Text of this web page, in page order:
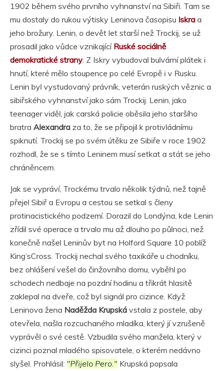
1902 během svého prvního vyhnanství na Sibiři. Tam se
mu dostaly do rukou výtisky Leninova časopisu Iskra a
jeho brožury. Lenin, o devět let starší než Trockij, se už
prosadil jako vůdce vznikající Ruské sociálně
demokratické strany . Z Iskry vybudoval bulvární plátek i
hnutí, které mělo stoupence po celé Evropě i v Rusku.
Lenin byl vystudovaný právník, veterán ruských věznic a
sibiřského vyhnanství jako sám Trockij. Lenin, jako
teenager viděl, jak carská policie oběsila jeho staršího
bratra Alexandra za to, že se připojil k protivládnímu
spiknutí. Trockij se po svém útěku ze Sibiře v roce 1902
rozhodl, že se s tímto Leninem musí setkat a stát se jeho
chráněncem.
Jak se vypráví, Trockému trvalo několik týdnů, než tajně
přejel Sibiř a Evropu a cestou se setkal s členy
protinacistického podzemí. Dorazil do Londýna, kde Lenin
zřídil své operace a trvalo mu až dlouho po půlnoci, než
konečně našel Leninův byt na Holford Square 10 poblíž
King’sCross. Trockij nechal svého taxikáře u chodníku,
bez ohlášení vešel do činžovního domu, vyběhl po
schodech nedbaje na pozdní hodinu a třikrát hlasitě
zaklepal na dveře, což byl signál pro cizince. Když
Leninova žena Naděžda Krupská vstala z postele, aby
otevřela, našla rozcuchaného mladíka, který jí vzrušeně
vyprávěl o své cestě. Vzbudila svého manžela, který v
cizinci poznal mladého spisovatele, o kterém nedávno
slyšel. Prohlásil: "Přijelo Pero." Krupská popsala